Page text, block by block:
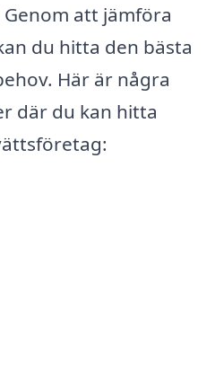
att jämföra
du hitta den bästa
Här är några
där du kan hitta